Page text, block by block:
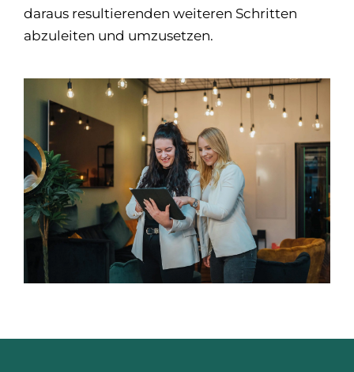
daraus resultierenden weiteren Schritten
abzuleiten und umzusetzen.